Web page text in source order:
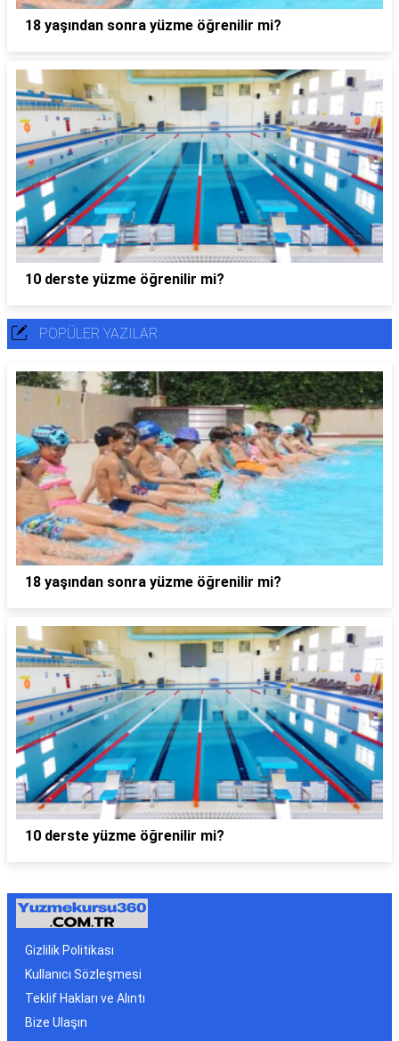
18 yaşından sonra yüzme öğrenilir mi?
10 derste yüzme öğrenilir mi?
POPÜLER YAZILAR
18 yaşından sonra yüzme öğrenilir mi?
10 derste yüzme öğrenilir mi?
Gizlilik Politikası
Kullanıcı Sözleşmesi
Teklif Hakları ve Alıntı
Bize Ulaşın